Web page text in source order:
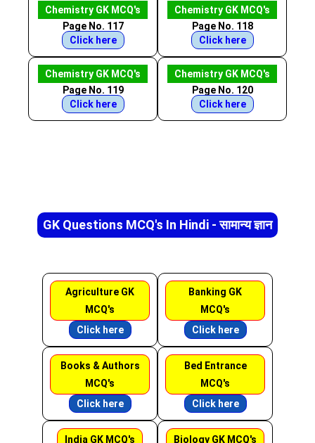
Chemistry GK MCQ's
Page No. 117
Click here
Chemistry GK MCQ's
Page No. 118
Click here
Chemistry GK MCQ's
Page No. 119
Click here
Chemistry GK MCQ's
Page No. 120
Click here
GK Questions MCQ's In Hindi - सामान्य ज्ञान
Agriculture GK
MCQ's
Click here
Banking GK
MCQ's
Click here
Books & Authors
MCQ's
Click here
Bed Entrance
MCQ's
Click here
India GK MCQ's Biology GK MCQ's